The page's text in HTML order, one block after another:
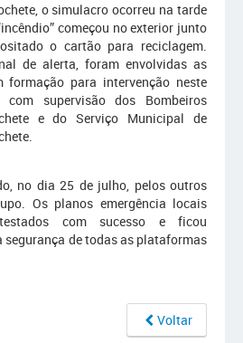
o simulacro ocorreu na tarde
começou no exterior junto
o cartão para reciclagem.
de alerta, foram envolvidas as
formação para intervenção neste
supervisão dos Bombeiros
e do Serviço Municipal de
no dia 25 de julho, pelos outros
Os planos emergência locais
com sucesso e ficou
segurança de todas as plataformas
Voltar